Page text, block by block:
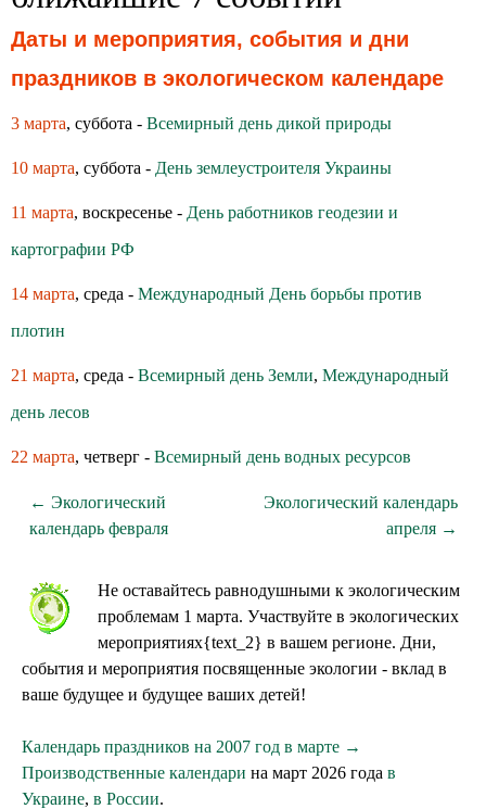
Даты и мероприятия, события и дни
праздников в экологическом календаре
3 марта, суббота - Всемирный день дикой природы
10 марта, суббота - День землеустроителя Украины
11 марта, воскресенье - День работников геодезии и
картографии РФ
14 марта, среда - Международный День борьбы против
плотин
21 марта, среда - Всемирный день Земли, Международный
день лесов
22 марта, четверг - Всемирный день водных ресурсов
← Экологический
календарь февраля
Экологический календарь
апреля →
Не оставайтесь равнодушными к экологическим
проблемам 1 марта. Участвуйте в экологических
мероприятиях{text_2} в вашем регионе. Дни,
события и мероприятия посвященные экологии - вклад в
ваше будущее и будущее ваших детей!
Календарь праздников на 2007 год в марте →
Производственные календари на март 2026 года в
Украине, в России.